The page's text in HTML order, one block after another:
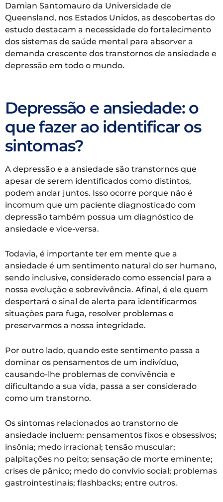
Damian Santomauro da Universidade de
Queensland, nos Estados Unidos, as descobertas do
estudo destacam a necessidade do fortalecimento
dos sistemas de saúde mental para absorver a
demanda crescente dos transtornos de ansiedade e
depressão em todo o mundo.
Depressão e ansiedade: o
que fazer ao identificar os
sintomas?
A depressão e a ansiedade são transtornos que
apesar de serem identificados como distintos,
podem andar juntos. Isso ocorre porque não é
incomum que um paciente diagnosticado com
depressão também possua um diagnóstico de
ansiedade e vice-versa.
Todavia, é importante ter em mente que a
ansiedade é um sentimento natural do ser humano,
sendo inclusive, considerado como essencial para a
nossa evolução e sobrevivência. Afinal, é ele quem
despertará o sinal de alerta para identificarmos
situações para fuga, resolver problemas e
preservarmos a nossa integridade.
Por outro lado, quando este sentimento passa a
dominar os pensamentos de um indivíduo,
causando-lhe problemas de convivência e
dificultando a sua vida, passa a ser considerado
como um transtorno.
Os sintomas relacionados ao transtorno de
ansiedade incluem: pensamentos fixos e obsessivos;
insônia; medo irracional; tensão muscular;
palpitações no peito; sensação de morte eminente;
crises de pânico; medo do convívio social; problemas
gastrointestinais; flashbacks; entre outros.